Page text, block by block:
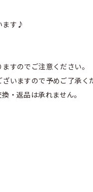
ます♪
すのでご注意ください。
いますので予めご了承く
・返品は承れません。